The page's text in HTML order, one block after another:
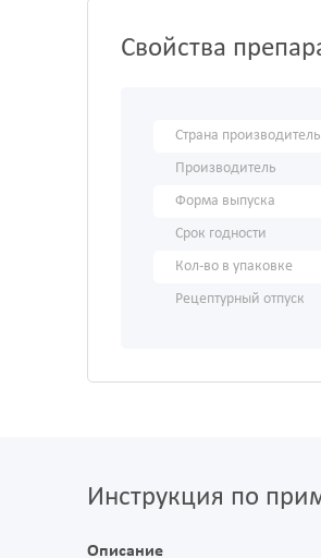
Свойства
Страна производитель
Производитель
Форма выпуска
Срок годности
Кол-во в упаковке
Рецептурный отпуск
Инструкция по
Описание